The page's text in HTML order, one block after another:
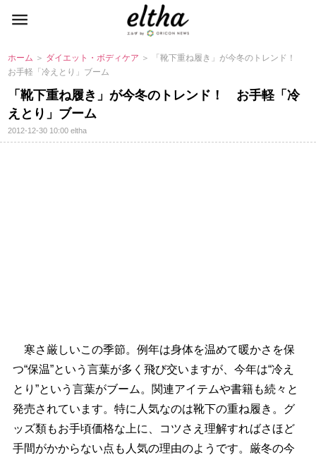
ホーム ＞ ダイエット・ボディケア ＞ 「靴下重ね履き」が今冬のトレンド！
お手軽「冷えとり」ブーム
「靴下重ね履き」が今冬のトレンド！ お手軽「冷
えとり」ブーム
2012-12-30 10:00eltha
寒さ厳しいこの季節。例年は身体を温めて暖かさを保
つ“保温”という言葉が多く飛び交いますが、今年は“冷え
とり”という言葉がブーム。関連アイテムや書籍も続々と
発売されています。特に人気なのは靴下の重ね履き。グ
ッズ類もお手頃価格な上に、コツさえ理解すればさほど
手間がかからない点も人気の理由のようです。厳冬の今